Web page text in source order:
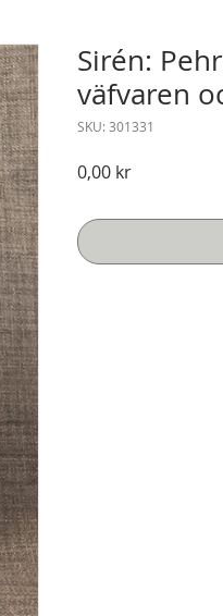
Sirén:
väfvaren
SKU: 301331
0,00 krPris